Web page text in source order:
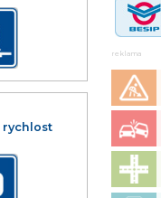
rychlost
reklama